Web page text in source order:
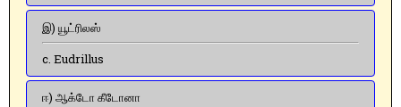
இ) யூட்ரிலஸ்
c. Eudrillus
ஈ) ஆக்டோ கீடோனா